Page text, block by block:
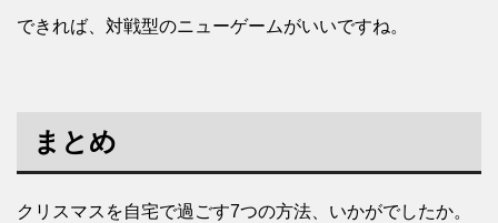
できれば、対戦型のニューゲームがいいですね。
まとめ
クリスマスを自宅で過ごす7つの方法、いかがでしたか。